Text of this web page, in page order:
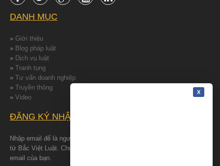
DANH MỤC
» Giới thiệu
» Blog pháp luật
» Dịch vụ luật
» Tranh tụng
» Tư vấn doanh nghiệp
» Truyền thông
» Video
ĐĂNG KÝ NHẬN TIN
Nhập email để là người đâu tiên nhận được những tin tức mới nhất
từ Bắc Việt Luật. Chúng tôi cam kết bảo đảm quyền riêng tư cho
email của bạn.